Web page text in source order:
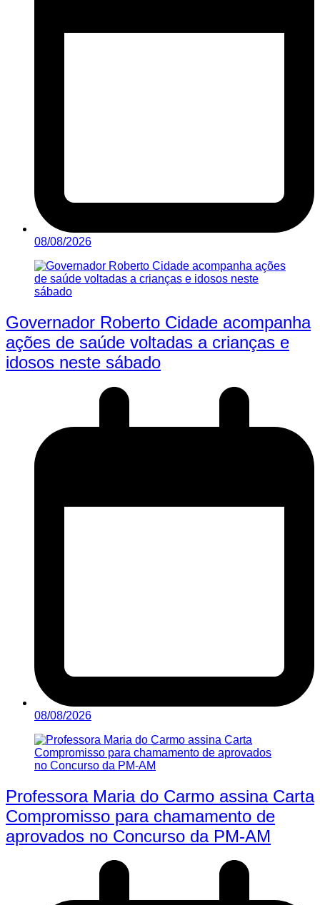
08/08/2026
Governador Roberto Cidade acompanha
ações de saúde voltadas a crianças e
idosos neste sábado
08/08/2026
Professora Maria do Carmo assina Carta
Compromisso para chamamento de
aprovados no Concurso da PM-AM